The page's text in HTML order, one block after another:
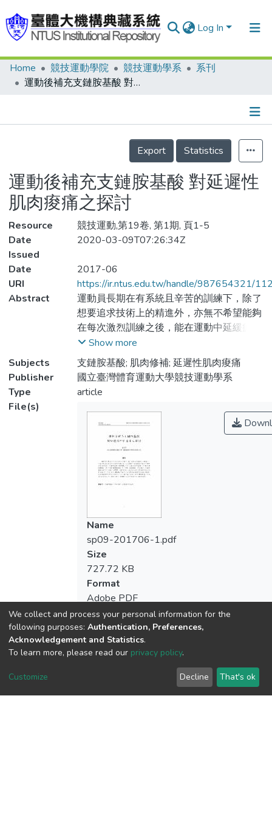
Log In
Communities & Collections
Statistics
Home 競技運動學院 競技運動學系
系刊
運動後補充支鏈胺基酸 對延遲性肌肉痠痛之探討
Details
Export
Statistics
運動後補充支鏈胺基酸 對延遲性
肌肉痠痛之探討
Resource
競技運動,第19卷, 第1期, 頁1-5
Date
Issued
2020-03-09T07:26:34Z
Date
2017-06
URI
https://ir.ntus.edu.tw/handle/987654321/
Abstract
運動員長期在有系統且辛苦的訓練下，除了
想要追求技術上的精進外，亦無不希望能夠
在每次激烈訓練之後，能在運動中延緩疲勞
的產生及運動後迅速恢復。支鏈胺基酸
(BCAA) 包含三種必需胺基酸：有纈安酸
(Valine) 、異白胺酸 (lsoleucine) 及白胺酸
(Leucine) 。研究顯示，支鏈胺基酸的補充可
成與修補受傷的肌肉組織。另一方面，補充
BCAA 可能可以有效降低延遲性肌肉痠痛的
現象，並減緩運動時的肌肉分解流失。由文
獻回顧中發現，補充BCAA除了有促進肌肉
修補之外，運動後補充 BCAA也有助於延緩
肌肉的疲勞程度。
Show more
Subjects
支鏈胺基酸; 肌肉修補; 延遲性肌肉痠痛
Publisher
國立臺灣體育運動大學競技運動學系
Type
article
File(s)
Name
sp09-201706-1.pdf
Size
727.72 KB
Format
Adobe PDF
Checksum
We collect and process your personal information for the
following purposes: Authentication, Preferences,
Acknowledgement and Statistics.
To learn more, please read our privacy policy.
Customize Decline That's ok